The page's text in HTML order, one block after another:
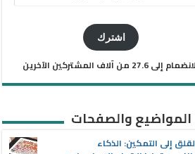
اشترك
إلى 27.6 من آلاف المشتركين الآخرين
المواضيع والصفحات
إلى التمكين: الذكاء